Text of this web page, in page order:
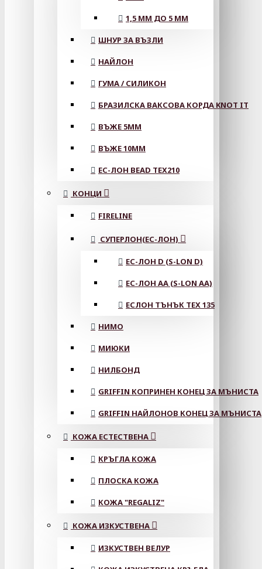
1,5 ММ ДО 5 ММ
ШНУР ЗА ВЪЗЛИ
НАЙЛОН
ГУМА / СИЛИКОН
БРАЗИЛСКА ВАКСОВА КОРДА KNOT IT
ВЪЖЕ 5MM
ВЪЖЕ 10MM
ЕС-ЛОН BEAD TEX210
КОНЦИ
FIRELINE
СУПЕРЛОН(ЕС-ЛОН)
ЕС-ЛОН D (S-LON D)
ЕС-ЛОН АА (S-LON AA)
ЕСЛОН ТЪНЪК TEX 135
НИМО
МИЮКИ
НИЛБОНД
GRIFFIN КОПРИНЕН КОНЕЦ ЗА МЪНИСТА
GRIFFIN НАЙЛОНОВ КОНЕЦ ЗА МЪНИСТА
КОЖА ЕСТЕСТВЕНА
КРЪГЛА КОЖА
ПЛОСКА КОЖА
КОЖА "REGALIZ"
КОЖА ИЗКУСТВЕНА
ИЗКУСТВЕН ВЕЛУР